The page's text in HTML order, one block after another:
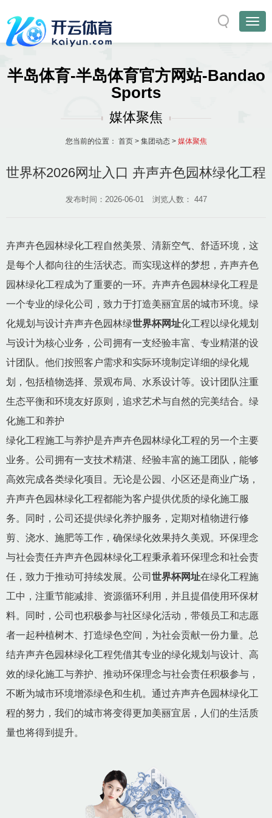
半岛体育-半岛体育官方网站-Bandao
Sports
媒体聚焦
您当前的位置： 首页> 集团动态> 媒体聚焦
世界杯2026网址入口 卉声卉色园林绿化工程
发布时间：2026-06-01 浏览人数： 447
卉声卉色园林绿化工程自然美景、清新空气、舒适环境，这
是每个人都向往的生活状态。而实现这样的梦想，卉声卉色
园林绿化工程成为了重要的一环。卉声卉色园林绿化工程是
一个专业的绿化公司，致力于打造美丽宜居的城市环境。绿
化规划与设计卉声卉色园林绿世界杯网址化工程以绿化规划
与设计为核心业务，公司拥有一支经验丰富、专业精湛的设
计团队。他们按照客户需求和实际环境制定详细的绿化规
划，包括植物选择、景观布局、水系设计等。设计团队注重
生态平衡和环境友好原则，追求艺术与自然的完美结合。绿
化施工和养护
绿化工程施工与养护是卉声卉色园林绿化工程的另一个主要
业务。公司拥有一支技术精湛、经验丰富的施工团队，能够
高效完成各类绿化项目。无论是公园、小区还是商业广场，
卉声卉色园林绿化工程都能为客户提供优质的绿化施工服
务。同时，公司还提供绿化养护服务，定期对植物进行修
剪、浇水、施肥等工作，确保绿化效果持久美观。环保理念
与社会责任卉声卉色园林绿化工程秉承着环保理念和社会责
任，致力于推动可持续发展。公司 世界杯网址在绿化工程施
工中，注重节能减排、资源循环利用，并且提倡使用环保材
料。同时，公司也积极参与社区绿化活动，带领员工和志愿
者一起种植树木、打造绿色空间，为社会贡献一份力量。总
结卉声卉色园林绿化工程凭借其专业的绿化规划与设计、高
效的绿化施工与养护、推动环保理念与社会责任积极参与，
不断为城市环境增添绿色和生机。通过卉声卉色园林绿化工
程的努力，我们的城市将变得更加美丽宜居，人们的生活质
量也将得到提升。